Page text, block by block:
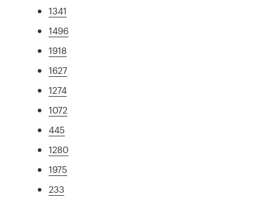
1341
1496
1918
1627
1274
1072
445
1280
1975
233